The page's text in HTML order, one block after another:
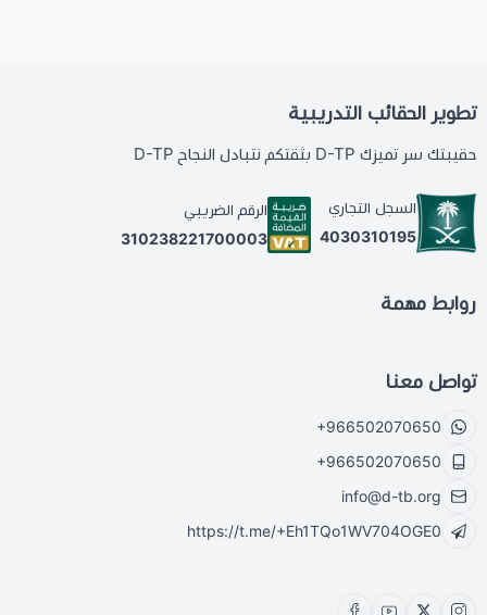
تطوير الحقائب التدريبية
حقيبتك سر تميزك D-TP بثقتكم نتبادل النجاح D-TP
السجل التجاري
4030310195
الرقم الضريبي
310238221700003
روابط مهمة
تواصل معنا
+966502070650
+966502070650
info@d-tb.org
https://t.me/+Eh1TQo1WV704OGE0